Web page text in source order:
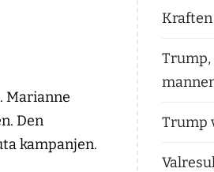
Marianne
Den
kampanjen.
Trump,
Trump